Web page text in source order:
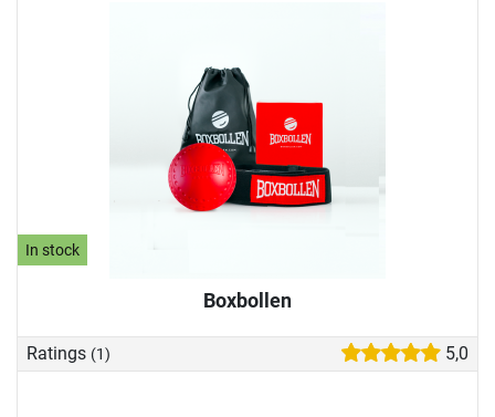
In stock
Boxbollen
Ratings (1) 5,0